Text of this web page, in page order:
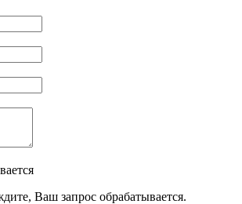
Ваш запрос обрабатывается.